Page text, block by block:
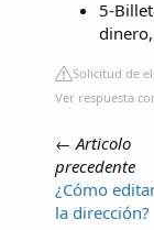
5-
Solicitud de
Ver respuesta
← Articolo
precedente
¿Cómo
la dirección?